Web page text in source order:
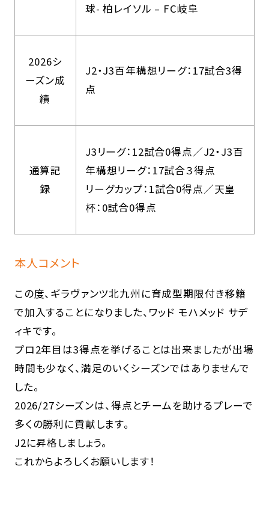
球- 柏レイソル – FC岐阜
2026シ
ーズン成
績
J2・J3百年構想リーグ：17試合3得
点
通算記
録
J3リーグ：12試合0得点／J2・J3百
年構想リーグ：17試合３得点
リーグカップ：1試合0得点／天皇
杯：0試合0得点
本人コメント
この度、ギラヴァンツ北九州に育成型期限付き移籍
で加入することになりました、ワッド モハメッド サデ
ィキです。
プロ2年目は3得点を挙げることは出来ましたが出場
時間も少なく、満足のいくシーズンではありませんで
した。
2026/27シーズンは、得点とチームを助けるプレーで
多くの勝利に貢献します。
J2に昇格しましょう。
これからよろしくお願いします！